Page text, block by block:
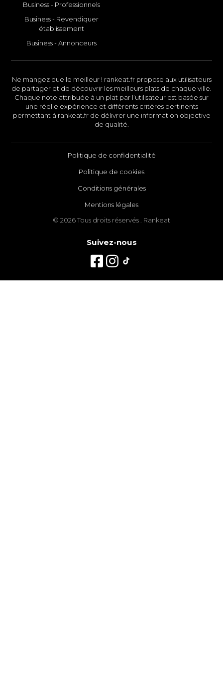
Business - Professionnels
Business - Revendiquer
établissement
Business - Annonceurs
Ne mangez que le meilleur ! rankeat.fr propose aux utilisateurs
de partager et de découvrir les meilleurs plats de chaque ville.
Chaque note attribuée à un plat par l’utilisateur est basée sur
une réelle expérience et différents critères pertinents
permettant à rankeat.fr de délivrer une information objective
de qualité.
Politique de confidentialité
Politique de cookies
Conditions générales
Mentions légales
© 2026 Tous droits réservés . Rankeat
Suivez-nous